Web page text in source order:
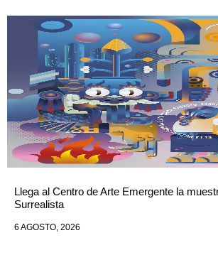
Llega al Centro de Arte Emergente la
Surrealista
6 AGOSTO, 2026